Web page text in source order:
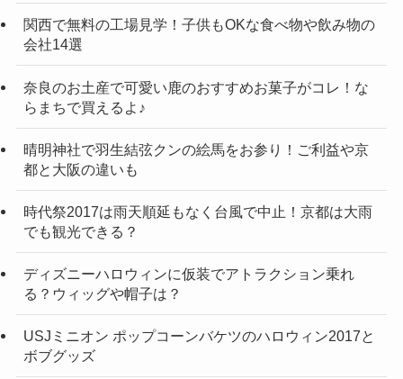
関西で無料の工場見学！子供もOKな食べ物や飲み物の
会社14選
奈良のお土産で可愛い鹿のおすすめお菓子がコレ！な
らまちで買えるよ♪
晴明神社で羽生結弦クンの絵馬をお参り！ご利益や京
都と大阪の違いも
時代祭2017は雨天順延もなく台風で中止！京都は大雨
でも観光できる？
ディズニーハロウィンに仮装でアトラクション乗れ
る？ウィッグや帽子は？
USJミニオン ポップコーンバケツのハロウィン2017と
ボブグッズ